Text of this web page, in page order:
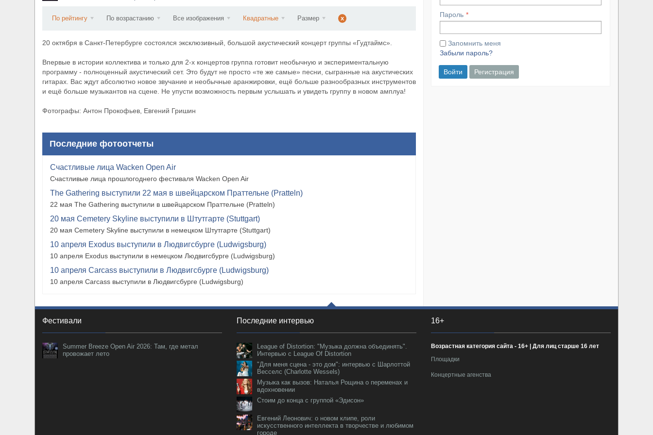
По рейтингу По возрастанию Все изображения Квадратные Размер x
20 октября в Санкт-Петербурге состоялся эксклюзивный, большой акустический концерт группы «Гудтаймс».
Впервые в истории коллектива и только для 2-х концертов группа готовит необычную и экспериментальную
программу - полноценный акустический сет. Это будут не просто «те же самые» песни, сыгранные на акустических
гитарах. Вас ждут абсолютно новое звучание и необычные аранжировки, ещё больше разнообразных инструментов
и ещё больше музыкантов на сцене. Не упусти возможность первым услышать и увидеть группу в новом амплуа!
Фотографы: Антон Прокофьев, Евгений Гришин
Последние фотоотчеты
Счастливые лица Wacken Open Air
Счастливые лица прошлогоднего фестиваля Wacken Open Air
The Gathering выступили 22 мая в швейцарском Праттельне (Pratteln)
22 мая The Gathering выступили в швейцарском Праттельне (Pratteln)
20 мая Cemetery Skyline выступили в Штутгарте (Stuttgart)
20 мая Cemetery Skyline выступили в немецком Штутгарте (Stuttgart)
10 апреля Exodus выступили в Людвигсбурге (Ludwigsburg)
10 апреля Exodus выступили в немецком Людвигсбурге (Ludwigsburg)
10 апреля Carcass выступили в Людвигсбурге (Ludwigsburg)
10 апреля Carcass выступили в Людвигсбурге (Ludwigsburg)
Пароль
Запомнить меня
Забыли пароль?
Войти Регистрация
Фестивали
Summer Breeze Open Air 2026: Там, где метал
провожает лето
Последние интервью
League of Distortion: "Музыка должна объединять".
Интервью с League Of Distortion
"Для меня сцена - это дом": интервью с Шарлоттой
Весселс (Charlotte Wessels)
Музыка как вызов: Наталья Рощина о переменах и
вдохновении
Стоим до конца с группой «Эдисон»
Евгений Леонович: о новом клипе, роли
искусственного интеллекта в творчестве и любимом
городе
16+
Возрастная категория сайта - 16+ | Для лиц старше 16 лет
Площадки
Концертные агенства